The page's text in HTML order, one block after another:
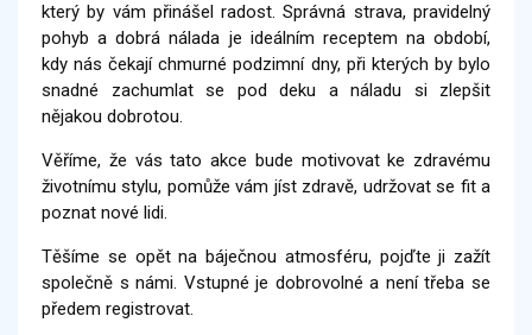
který by vám přinášel radost. Správná strava, pravidelný
pohyb a dobrá nálada je ideálním receptem na období,
kdy nás čekají chmurné podzimní dny, při kterých by bylo
snadné zachumlat se pod deku a náladu si zlepšit
nějakou dobrotou.
Věříme, že vás tato akce bude motivovat ke zdravému
životnímu stylu, pomůže vám jíst zdravě, udržovat se fit a
poznat nové lidi.
Těšíme se opět na báječnou atmosféru, pojďte ji zažít
společně s námi. Vstupné je dobrovolné a není třeba se
předem registrovat.